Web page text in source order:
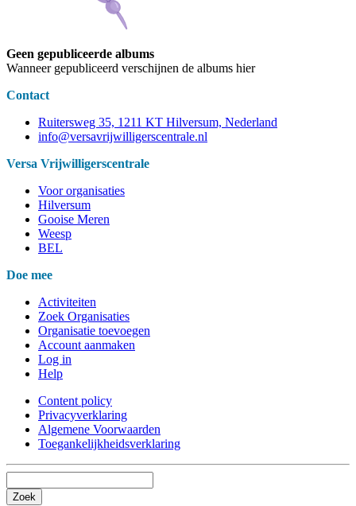
Geen gepubliceerde albums
Wanneer gepubliceerd verschijnen de albums hier
Contact
Ruitersweg 35, 1211 KT Hilversum, Nederland
info@versavrijwilligerscentrale.nl
Versa Vrijwilligerscentrale
Voor organisaties
Hilversum
Gooise Meren
Weesp
BEL
Doe mee
Activiteiten
Zoek Organisaties
Organisatie toevoegen
Account aanmaken
Log in
Help
Content policy
Privacyverklaring
Algemene Voorwaarden
Toegankelijkheidsverklaring
Zoek